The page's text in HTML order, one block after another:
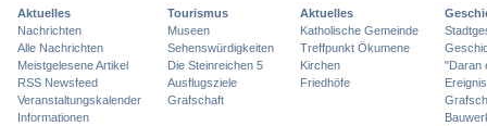
Aktuelles
Nachrichten
Alle Nachrichten
Meistgelesene Artikel
RSS Newsfeed
Veranstaltungskalender
Informationen
Tourismus
Museen
Sehenswürdigkeiten
Die Steinreichen 5
Ausflugsziele
Grafschaft
Aktuelles
Katholische Gemeinde
Treffpunkt Ökumene
Kirchen
Friedhöfe
"Daran